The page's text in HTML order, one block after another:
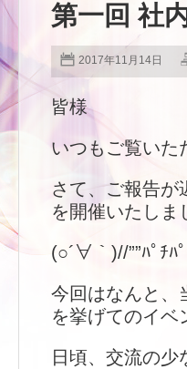
第一回 社
2017年11月14日
皆様
いつもご覧いた
さて、ご報告が
を開催いたしま
(○´∀｀)//””ﾊﾟﾁﾊ
今回はなんと、
を挙げてのイベ
日頃、交流の